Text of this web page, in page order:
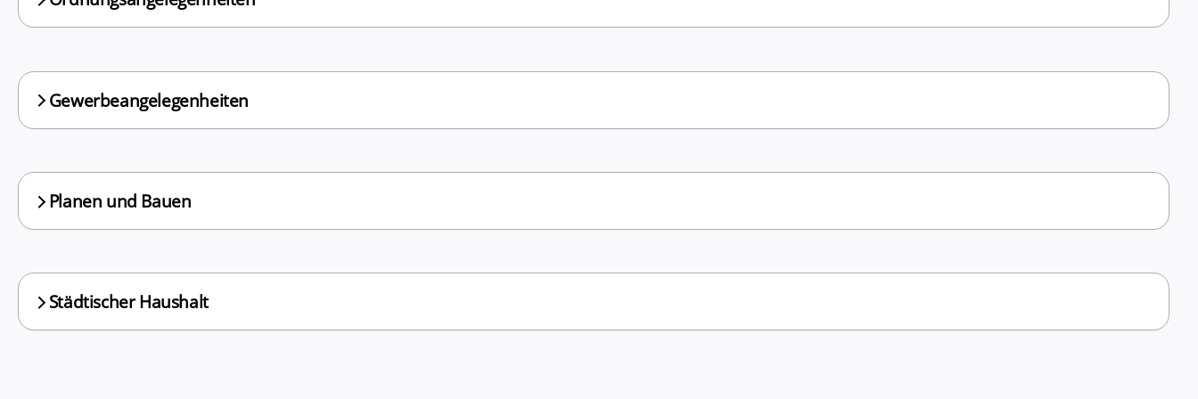
Gewerbeangelegenheiten
Planen und Bauen
Städtischer Haushalt